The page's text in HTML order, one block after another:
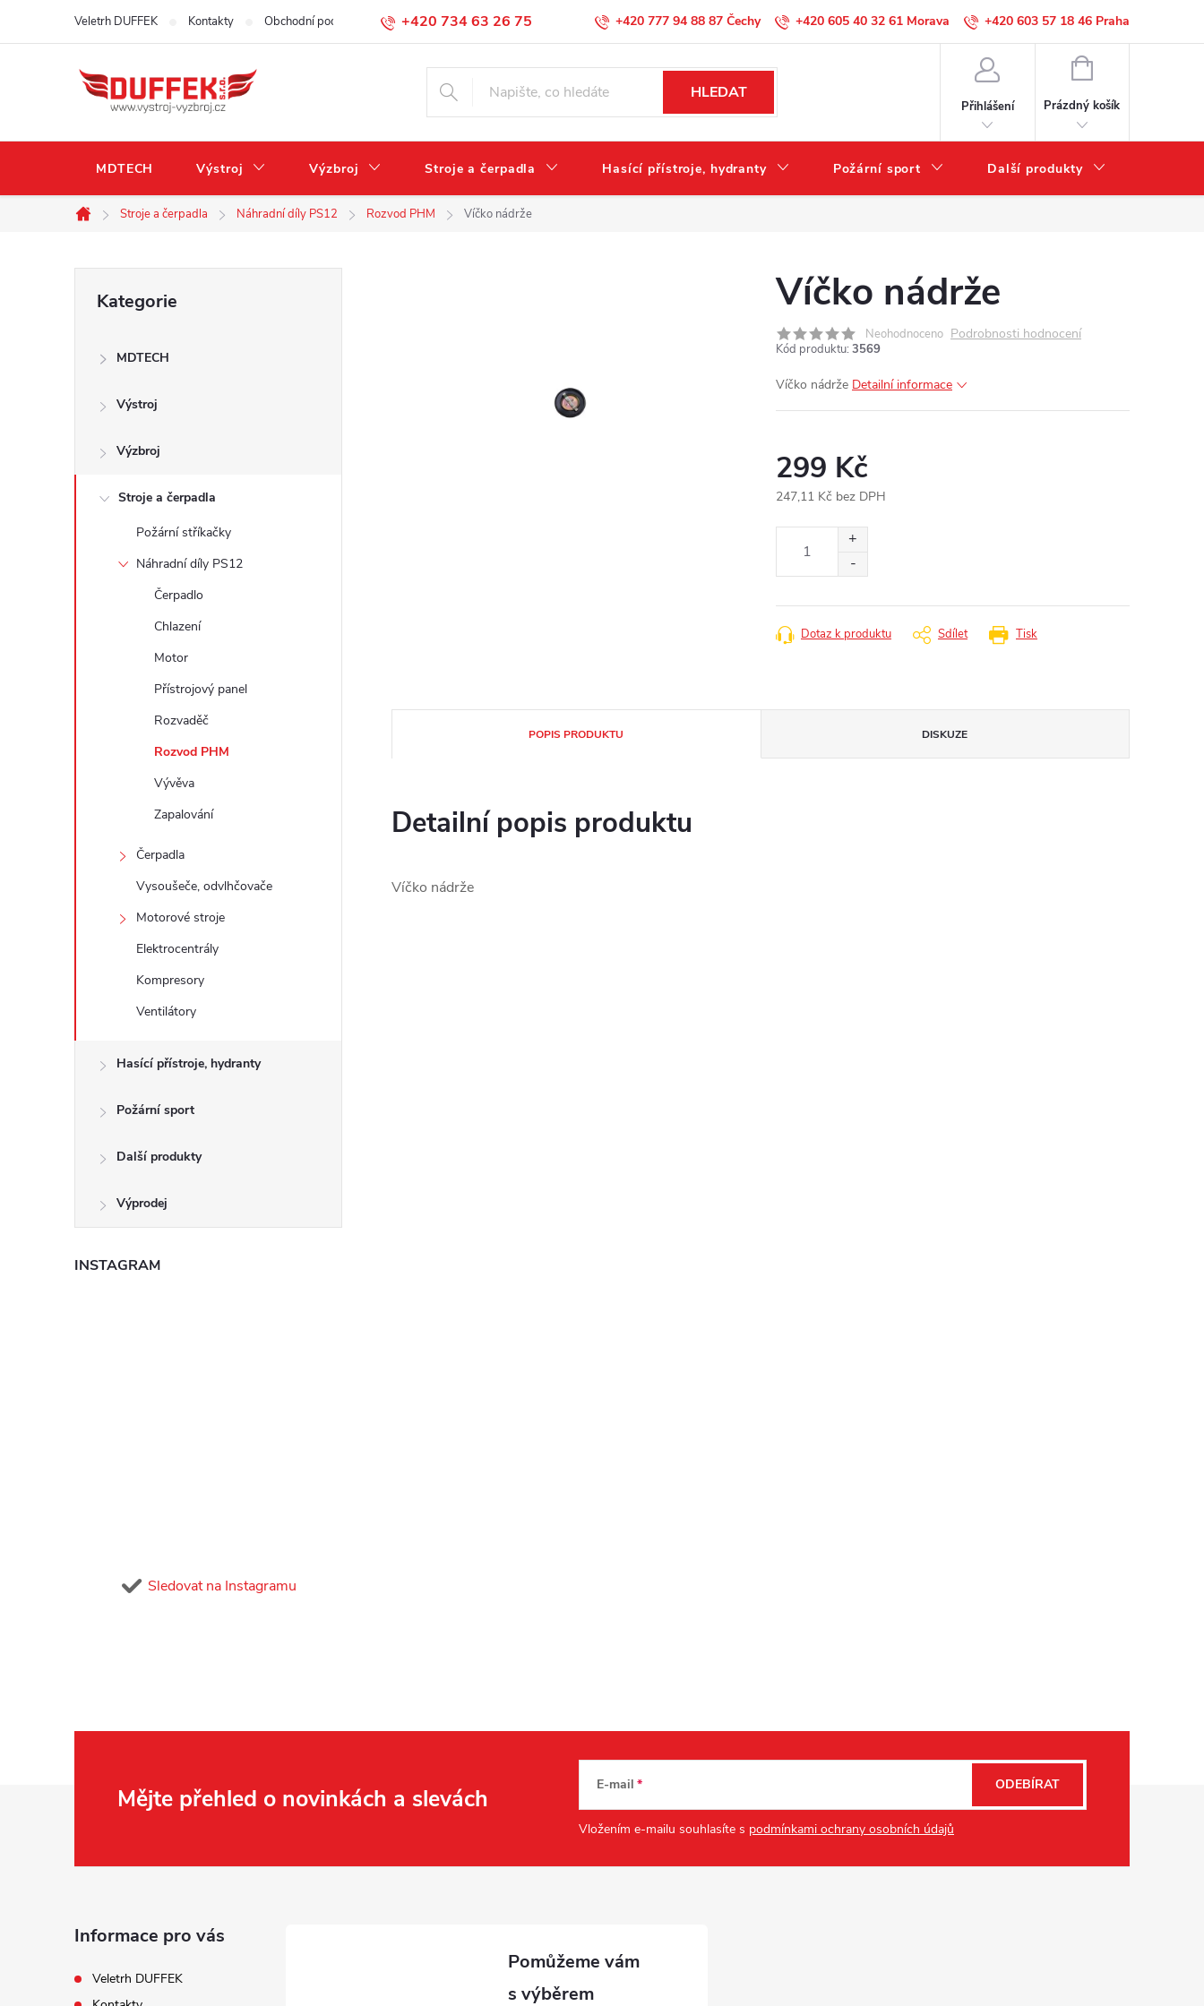
+420 734 63 26 75
Veletrh DUFFEK Kontakty Obchodní podmínky Podmínky ochrany osobních údajů +420 777 94 88 87 +420 605 40 32 61 +420 603 57 18 46
HLEDAT
Přihlášení
NÁKUPNÍ
Prázdný košík
MDTECH Výstroj Výzbroj Stroje a čerpadla Hasící přístroje, hydranty Požární sport Další produkty
Domů
Stroje a čerpadla Náhradní díly PS12 Rozvod PHM Víčko nádrže
r
kategorie
Kategorie
MDTECH
Výstroj
Výzbroj
Stroje a čerpadla
Požární stříkačky
Náhradní díly PS12
Čerpadlo
Chlazení
Motor
Přístrojový panel
Rozvaděč
Rozvod PHM
Vývěva
Zapalování
Čerpadla
Vysoušeče, odvlhčovače
Motorové stroje
Elektrocentrály
Kompresory
Ventilátory
Hasící přístroje, hydranty
Požární sport
Další produkty
Výprodej
INSTAGRAM
Sledovat na Instagramu
Víčko nádrže
Neohodnoceno Podrobnosti hodnocení
Kód produktu: 3569
Víčko nádrže Detailní informace
299 Kč
247,11 Kč bez DPH
Tisk
Dotaz k produktu Sdílet
POPIS PRODUKTU DISKUZE
Detailní popis produktu
Víčko nádrže
Mějte přehled o novinkách a slevách E-mail
Vložením e-mailu souhlasíte s podmínkami ochrany osobních údajů
ODEBÍRAT
Informace pro vás
Veletrh DUFFEK